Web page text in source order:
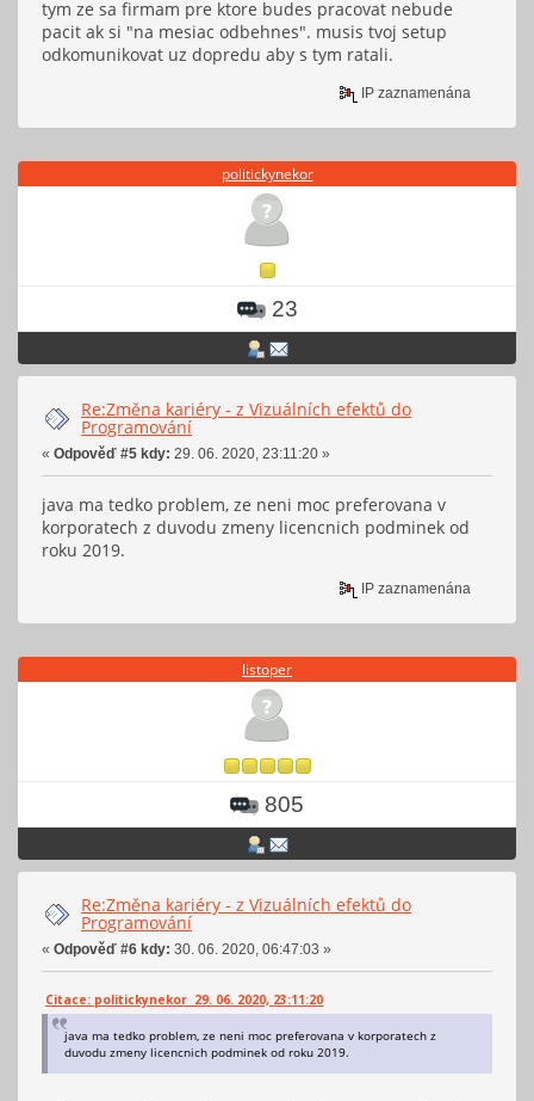
tym ze sa firmam pre ktore budes pracovat nebude
pacit ak si "na mesiac odbehnes". musis tvoj setup
odkomunikovat uz dopredu aby s tym ratali.
IP zaznamenána
politickynekor
23
Re:Změna kariéry - z Vizuálních efektů do
Programování
« Odpověď #5 kdy: 29. 06. 2020, 23:11:20 »
java ma tedko problem, ze neni moc preferovana v
korporatech z duvodu zmeny licencnich podminek od
roku 2019.
IP zaznamenána
listoper
805
Re:Změna kariéry - z Vizuálních efektů do
Programování
« Odpověď #6 kdy: 30. 06. 2020, 06:47:03 »
Citace: politickynekor 29. 06. 2020, 23:11:20
java ma tedko problem, ze neni moc preferovana v korporatech z
duvodu zmeny licencnich podminek od roku 2019.